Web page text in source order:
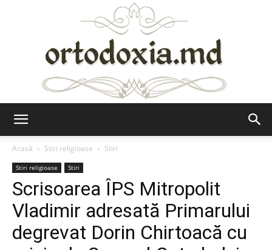
Acasă
Stiri religioase Stiri
Stiri religioase Stiri
Scrisoarea ÎPS Mitropolit
Vladimir adresată Primarului
degrevat Dorin Chirtoacă cu